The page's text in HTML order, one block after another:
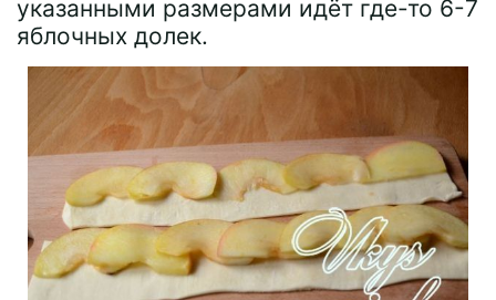
указанными размерами идёт где-то 6-7
яблочных долек.